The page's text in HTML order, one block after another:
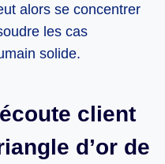
alors se concentrer
les cas
solide.
client
d’or de